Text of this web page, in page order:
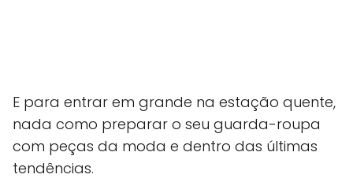
E para entrar em grande na estação quente,
nada como preparar o seu guarda-roupa
com peças da moda e dentro das últimas
tendências.